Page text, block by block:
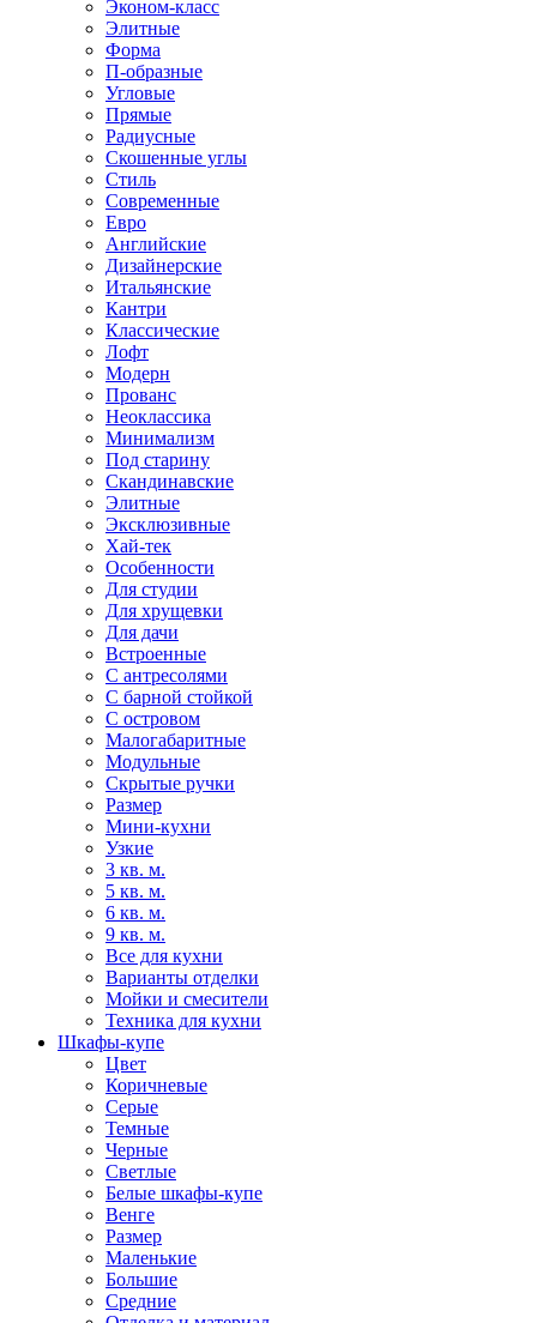
Эконом-класс
Элитные
Форма
П-образные
Угловые
Прямые
Радиусные
Скошенные углы
Стиль
Современные
Евро
Английские
Дизайнерские
Итальянские
Кантри
Классические
Лофт
Модерн
Прованс
Неоклассика
Минимализм
Под старину
Скандинавские
Элитные
Эксклюзивные
Хай-тек
Особенности
Для студии
Для хрущевки
Для дачи
Встроенные
С антресолями
С барной стойкой
С островом
Малогабаритные
Модульные
Скрытые ручки
Размер
Мини-кухни
Узкие
3 кв. м.
5 кв. м.
6 кв. м.
9 кв. м.
Все для кухни
Варианты отделки
Мойки и смесители
Техника для кухни
Шкафы-купе
Цвет
Коричневые
Серые
Темные
Черные
Светлые
Белые шкафы-купе
Венге
Размер
Маленькие
Большие
Средние